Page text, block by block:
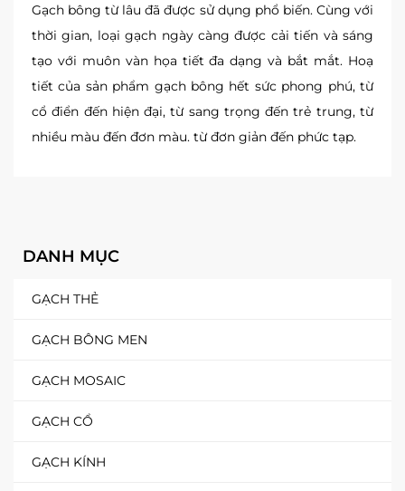
DANH MỤC
GẠCH THẺ
GẠCH BÔNG MEN
GẠCH MOSAIC
GẠCH CỔ
GẠCH KÍNH
Gạch bông từ lâu đã được sử dụng phổ biến. Cùng với
thời gian, loại gạch ngày càng được cải tiến và sáng
tạo với muôn vàn họa tiết đa dạng và bắt mắt. Hoạ
tiết của sản phẩm gạch bông hết sức phong phú, từ
cổ điển đến hiện đại, từ sang trọng đến trẻ trung, từ
nhiều màu đến đơn màu. từ đơn giản đến phức tạp.